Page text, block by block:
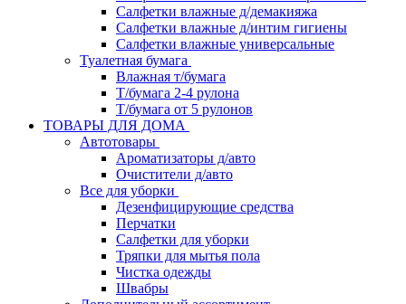
Салфетки влажные д/демакияжа
Салфетки влажные д/интим гигиены
Салфетки влажные универсальные
Туалетная бумага
Влажная т/бумага
Т/бумага 2-4 рулона
Т/бумага от 5 рулонов
ТОВАРЫ ДЛЯ ДОМА
Автотовары
Ароматизаторы д/авто
Очистители д/авто
Все для уборки
Дезенфицирующие средства
Перчатки
Салфетки для уборки
Тряпки для мытья пола
Чистка одежды
Швабры